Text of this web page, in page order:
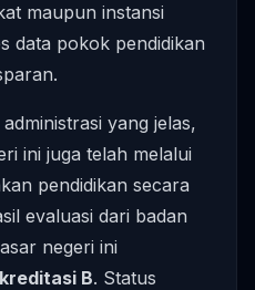
maupun instansi
data pokok pendidikan
yang jelas,
ini juga telah melalui
pendidikan secara
evaluasi dari badan
negeri ini
B. Status